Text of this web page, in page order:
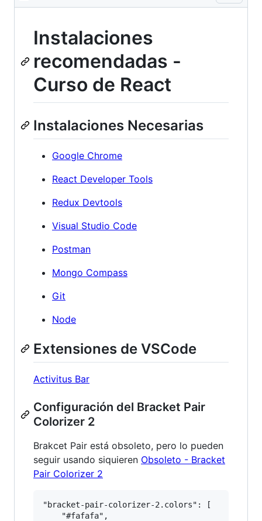
Instalaciones
recomendadas -
Curso de React
Instalaciones Necesarias
Google Chrome
React Developer Tools
Redux Devtools
Visual Studio Code
Postman
Mongo Compass
Git
Node
Extensiones de VSCode
Activitus Bar
Configuración del Bracket Pair
Colorizer 2
Brakcet Pair está obsoleto, pero lo pueden
seguir usando siquieren Obsoleto - Bracket
Pair Colorizer 2
"bracket-pair-colorizer-2.colors": [
    "#fafafa",